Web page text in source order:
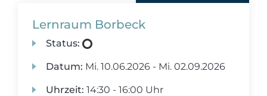
Lernraum Borbeck
Status:
Datum: Mi. 10.06.2026 - Mi. 02.09.2026
Uhrzeit: 14:30 - 16:00 Uhr